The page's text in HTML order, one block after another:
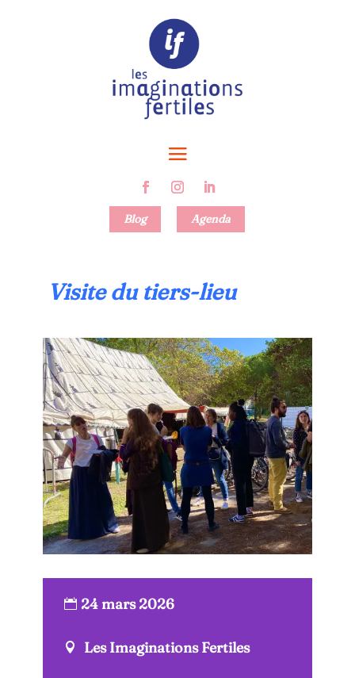
Blog Agenda
Visite du tiers-lieu
24 mars 2026
Les Imaginations Fertiles